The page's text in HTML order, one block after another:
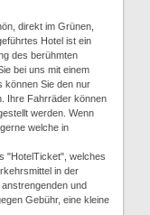
direkt im Grünen,
Hotel ist ein
des berühmten
bei uns mit einem
können Sie den nur
Ihre Fahrräder können
werden. Wenn
welche in
"HotelTicket", welches
in der
und
Gebühr, eine kleine